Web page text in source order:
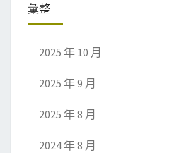
彙整
2025 年 10 月
2025 年 9 月
2025 年 8 月
2024 年 8 月